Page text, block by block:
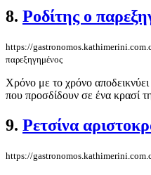
8. Ροδίτης ο
https://
παρεξηγημένος
Χρόνο με το χρόνο αποδεικνύει
που προσδίδουν σε ένα κρασί
9. Ρετσίνα
https://